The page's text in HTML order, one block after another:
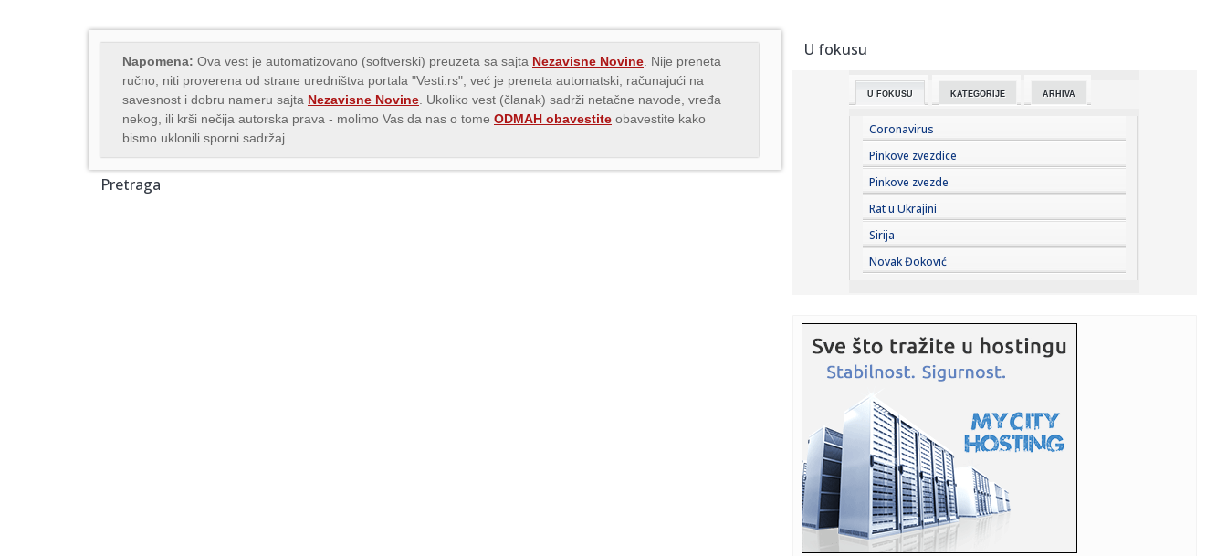
Napomena: Ova vest je automatizovano (softverski) preuzeta sa sajta Nezavisne Novine . Nije preneta
ručno, niti proverena od strane uredništva portala "Vesti.rs", već je preneta automatski, računajući na
savesnost i dobru nameru sajta Nezavisne Novine . Ukoliko vest (članak) sadrži netačne navode, vređa
nekog, ili krši nečija autorska prava - molimo Vas da nas o tome ODMAH obavestite obavestite kako
bismo uklonili sporni sadržaj.
Pretraga
23:21:
23:21:
U Zvorniku nastupali guslari iz Srbije, Crne Gore i
23:21:Burna noć u Vitezu i Novom Travniku: Eksplozivna naprava
bačena...
23:21:Godišnja inflacija u Grčkoj usporila na 3,4 odsto u julu,
najni...
23:21:Dunav sve niži, problemi sve veći: Elektrane smanjuju
proizvodn...
23:21: Nevrijeme u Srbiji: Kiša napravila probleme vozačima na
auto-p...
23:21:
na dn...
23:21:Sveta Petka Trnova posebno se poštuje među ženama:
Ovi običaj...
23:21:Bizarna ljubavna priča stiže u bioskope: Olivia Kolman ima
supr...
23:20:Iza lika Barta Simpsona skoro četiri decenije stoji ova
U fokusu
U FOKUSU KATEGORIJE ARHIVA
Coronavirus
Pinkove zvezdice
Pinkove zvezde
Rat u Ukrajini
Sirija
Novak Đoković